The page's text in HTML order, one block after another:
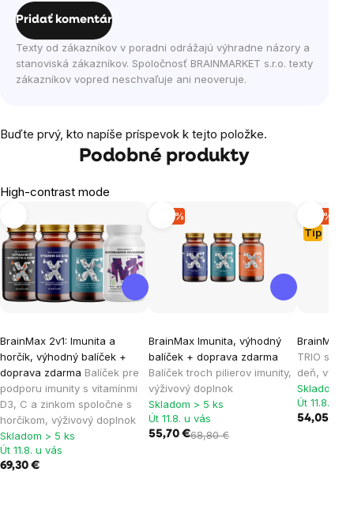
Pridať komentár
Texty od zákazníkov v poradni odrážajú výhradne názory a
stanoviská zákazníkov. Spoločnosť BRAINMARKET s.r.o. texty
zákazníkov vopred neschvaľuje ani neoveruje.
Buďte prvý, kto napíše príspevok k tejto položke.
Podobné produkty
High-contrast mode
BrainMax 2v1: Imunita a
horčík, výhodný balíček +
doprava zdarma Balíček pre
podporu imunity s vitamínmi
D3, C a zinkom spoločne s
horčíkom, výživový doplnok
Skladom > 5 ks
Út 11.8. u vás
69,30 €
-19 %
BrainMax Imunita, výhodný
balíček + doprava zdarma
Balíček troch pilierov imunity,
výživový doplnok
Skladom > 5 ks
Út 11.8. u vás
55,70 €68,80 €
Tip
-19 %
BrainMax
TRIO set
deň,
Skladom >
Út 11.8. u
54,05 €